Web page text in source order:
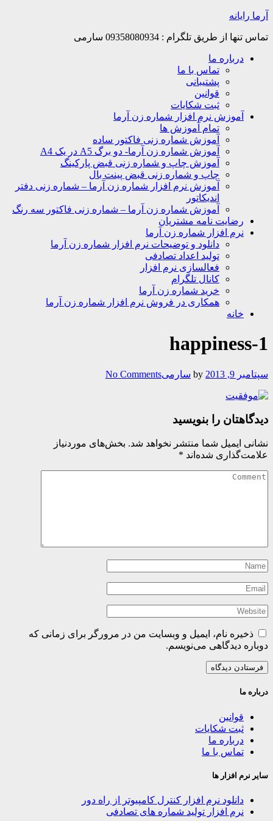
Skip
content
آرما رایانه
تماس تنها از طریق تلگرام : 09358080934 سارمی
درباره ما
تماس با ما
پشتیبانی
قوانین
ثبت شکایات
آموزش نرم افزار شماره زن آرما
تمام آموزش ها
آموزش شماره زنی فاکتور ساده
آموزش شماره زن آرما- دو برگ A5 در یک A4
آموزش چاپ و شماره زنی قبض پارکینگ
چاپ و شماره زنی قبض پینت بال
آموزش نرم افزار شماره زن آرما – شماره زنی دفتر
اندیکاتور
آموزش شماره زن آرما – شماره زنی فاکتور سه رنگ
رضایت نامه مشتریان
نرم افزار شماره زن آرما
دانلود و توضیحات نرم افزار شماره زن آرما
تولید اعداد تصادفی
فعالسازی نرم افزار
کانال تلگرام
خرید شماره زن آرما
همکاری در فروش نرم افزار شماره زن آرما
خانه
happiness-1
سپتامبر 9, 2013 سارمیNo Comments
دیدگاهتان را بنویسید
نشانی ایمیل شما منتشر نخواهد شد. بخش‌های موردنیاز
علامت‌گذاری شده‌اند *
ذخیره نام، ایمیل و وبسایت من در مرورگر برای زمانی که
دوباره دیدگاهی می‌نویسم.
درباره ما
قوانین
ثبت شکایات
درباره ما
تماس با ما
سایر نرم افزار ها
دانلود نرم افزار کنترل کامپیوتر از راه دور
نرم افزار تولید شماره های تصادفی